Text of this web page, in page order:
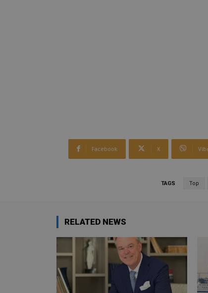
Facebook X
TAGS Top
RELATED NEWS